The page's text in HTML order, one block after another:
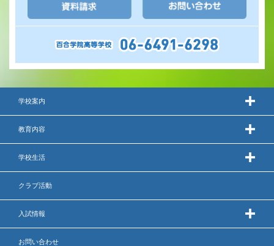
学校案内
教育内容
学校生活
クラブ活動
入試情報
お問い合わせ